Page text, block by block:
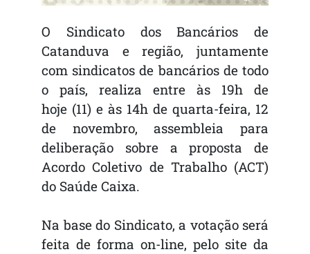
O Sindicato dos Bancários de
Catanduva e região, juntamente
com sindicatos de bancários de todo
o país, realiza entre às 19h de
hoje (11) e às 14h de quarta-feira, 12
de novembro, assembleia para
deliberação sobre a proposta de
Acordo Coletivo de Trabalho (ACT)
do Saúde Caixa.
Na base do Sindicato, a votação será
feita de forma on-line, pelo site da